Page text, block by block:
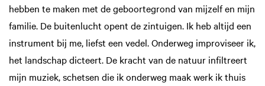
hebben te maken met de geboortegrond van mijzelf en mijn
familie. De buitenlucht opent de zintuigen. Ik heb altijd een
instrument bij me, liefst een vedel. Onderweg improviseer ik,
het landschap dicteert. De kracht van de natuur infiltreert
mijn muziek, schetsen die ik onderweg maak werk ik thuis